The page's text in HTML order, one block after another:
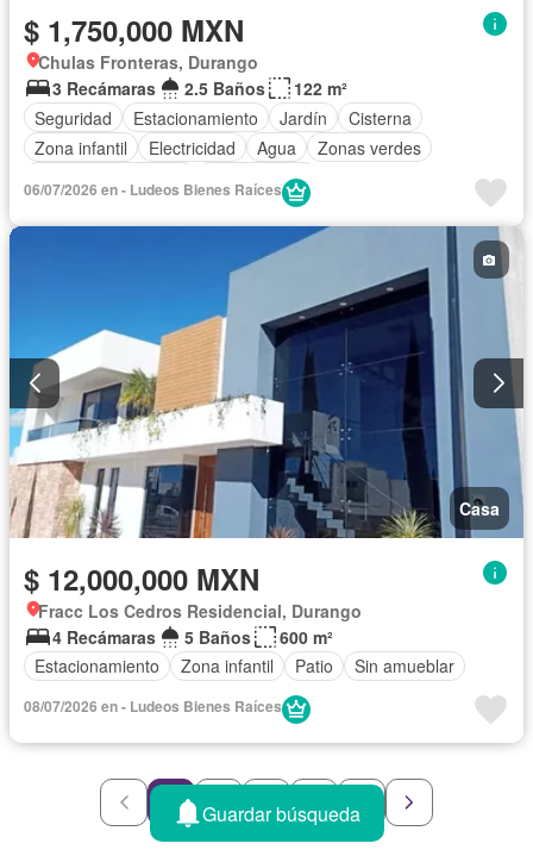
$ 1,750,000 MXN
Chulas Fronteras, Durango
3 Recámaras
2.5 Baños
122 m²
Seguridad
Estacionamiento Jardín
Cisterna
Zona infantil
Electricidad Agua
Zonas verdes
Sin amueblar
06/07/2026 en - Ludeos Bienes Raíces
Casa
$ 12,000,000 MXN
Fracc Los Cedros Residencial, Durango
4 Recámaras
5 Baños
600 m²
Estacionamiento
Zona infantil Patio Sin amueblar
08/07/2026 en - Ludeos Bienes Raíces
Guardar búsqueda